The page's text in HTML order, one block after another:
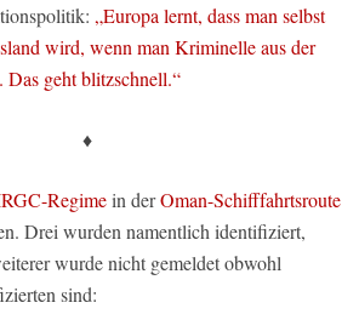
„Europa lernt, dass man selbst
wird, wenn man Kriminelle aus der
geht blitzschnell.“
♦
Regimein derOman-Schifffahrtsroute
Drei wurden namentlich identifiziert,
wurde nicht gemeldet obwohl
sind: